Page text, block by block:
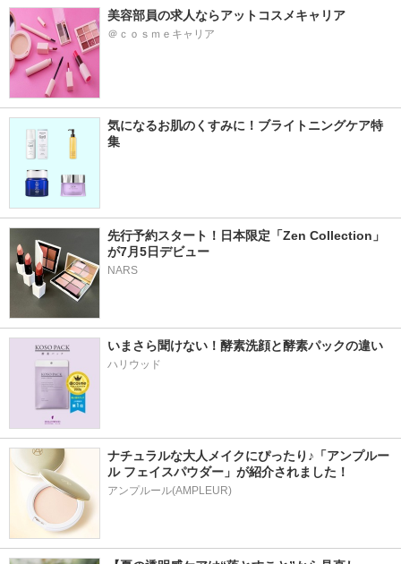
美容部員の求人ならアットコスメキャリア
＠ｃｏｓｍｅキャリア
気になるお肌のくすみに！ブライトニングケア特
集
先行予約スタート！日本限定「Zen Collection」
が7月5日デビュー
NARS
いまさら聞けない！酵素洗顔と酵素パックの違い
ハリウッド
ナチュラルな大人メイクにぴったり♪「アンプルー
ル フェイスパウダー」が紹介されました！
アンプルール(AMPLEUR)